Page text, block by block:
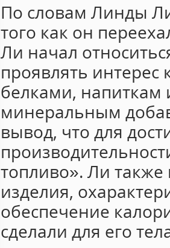
По словам Линды
того как он
Ли начал
проявлять
белками, напиткам
минеральным
вывод, что для
топливо». Ли
изделия,
обеспечение
сделали для его